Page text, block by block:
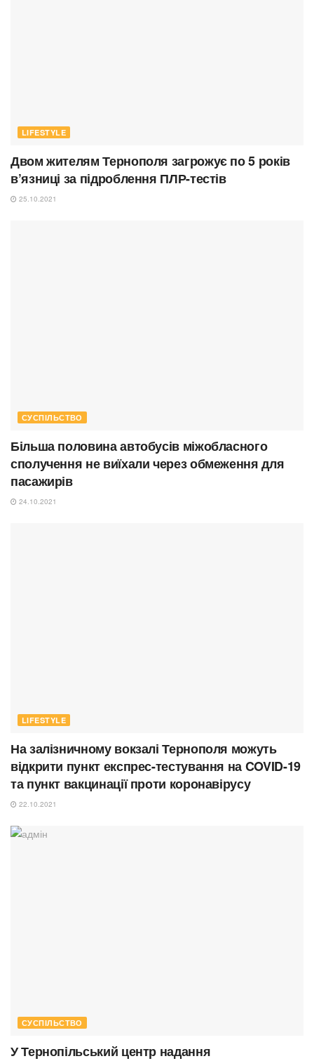
LIFESTYLE
Двом жителям Тернополя загрожує по 5 років
в’язниці за підроблення ПЛР-тестів
25.10.2021
СУСПІЛЬСТВО
Більша половина автобусів міжобласного
сполучення не виїхали через обмеження для
пасажирів
24.10.2021
LIFESTYLE
На залізничному вокзалі Тернополя можуть
відкрити пункт експрес-тестування на COVID-19
та пункт вакцинації проти коронавірусу
22.10.2021
СУСПІЛЬСТВО
У Тернопільський центр надання